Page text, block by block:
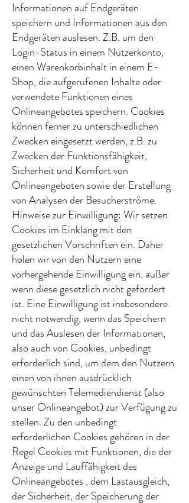
Informationen auf Endgeräten
speichern und Informationen aus den
Endgeräten auslesen. Z.B. um den
Login-Status in einem Nutzerkonto,
einen Warenkorbinhalt in einem E-
Shop, die aufgerufenen Inhalte oder
verwendete Funktionen eines
Onlineangebotes speichern. Cookies
können ferner zu unterschiedlichen
Zwecken eingesetzt werden, z.B. zu
Zwecken der Funktionsfähigkeit,
Sicherheit und Komfort von
Onlineangeboten sowie der Erstellung
von Analysen der Besucherströme.
Hinweise zur Einwilligung: Wir setzen
Cookies im Einklang mit den
gesetzlichen Vorschriften ein. Daher
holen wir von den Nutzern eine
vorhergehende Einwilligung ein, außer
wenn diese gesetzlich nicht gefordert
ist. Eine Einwilligung ist insbesondere
nicht notwendig, wenn das Speichern
und das Auslesen der Informationen,
also auch von Cookies, unbedingt
erforderlich sind, um dem den Nutzern
einen von ihnen ausdrücklich
gewünschten Telemediendienst (also
unser Onlineangebot) zur Verfügung zu
stellen. Zu den unbedingt
erforderlichen Cookies gehören in der
Regel Cookies mit Funktionen, die der
Anzeige und Lauffähigkeit des
Onlineangebotes , dem Lastausgleich,
der Sicherheit, der Speicherung der